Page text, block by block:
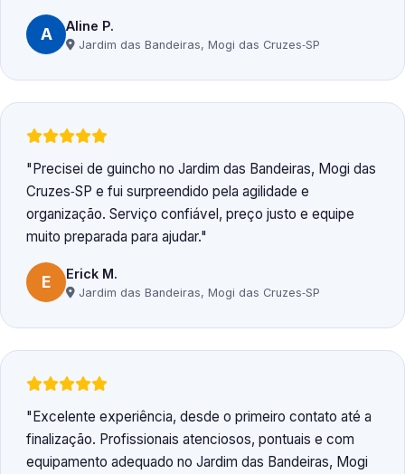
A Aline P.
Jardim das Bandeiras, Mogi das Cruzes‑SP
Precisei de guincho no Jardim das Bandeiras, Mogi das
Cruzes‑SP e fui surpreendido pela agilidade e
organização. Serviço confiável, preço justo e equipe
muito preparada para ajudar.
E Erick M.
Jardim das Bandeiras, Mogi das Cruzes‑SP
Excelente experiência, desde o primeiro contato até a
finalização. Profissionais atenciosos, pontuais e com
equipamento adequado no Jardim das Bandeiras, Mogi